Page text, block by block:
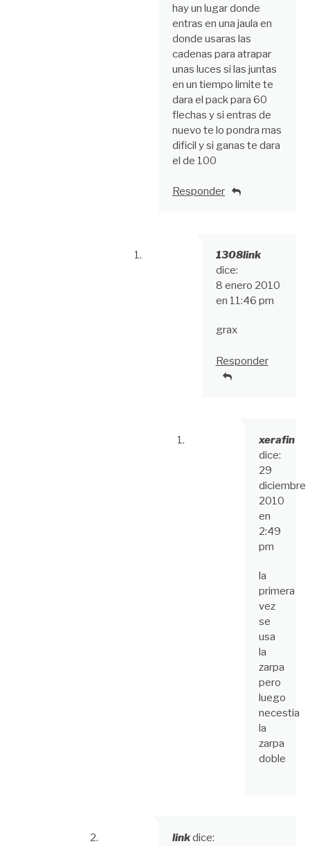
hay un lugar donde
entras en una jaula en
donde usaras las
cadenas para atrapar
unas luces si las juntas
en un tiempo limite te
dara el pack para 60
flechas y si entras de
nuevo te lo pondra mas
dificil y si ganas te dara
el de 100
Responder
1308link
dice:
8 enero 2010
en 11:46 pm
grax
Responder
xerafin
dice:
29
diciembre
2010
en
2:49
pm
la
primera
vez
se
usa
la
zarpa
pero
luego
necestia
la
zarpa
doble
linkdice: